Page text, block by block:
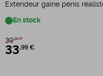
Extendeur gaine pénis
En stock
39 ,99 €
33,99 €